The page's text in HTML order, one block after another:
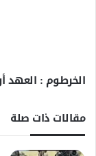
الخرطوم : العهد
مقالات ذات صلة